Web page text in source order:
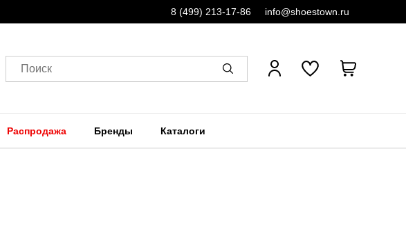
8 (499) 213-17-86 info@shoestown.ru
Поиск
Распродажа Бренды Каталоги